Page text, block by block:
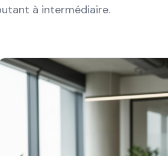
à intermédiaire.